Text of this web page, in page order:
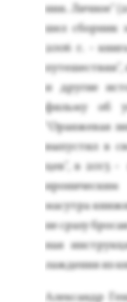
ния. Лич­ное"
шел сбор­ник
2006 г. -
пу­тешес­твия",
и дру­гие
филь­му об
"Оран­же­вая
вы­пус­тил в
цев", в 2013 -
масут­ра
не сра­зу
ная
лажде­ния из
Алек­сандр